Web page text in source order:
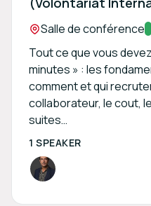
Location:
Salle de conférence
Tout ce que vous
minutes » : les
comment et qui
collaborateur, le cout,
suites…
1 SPEAKER